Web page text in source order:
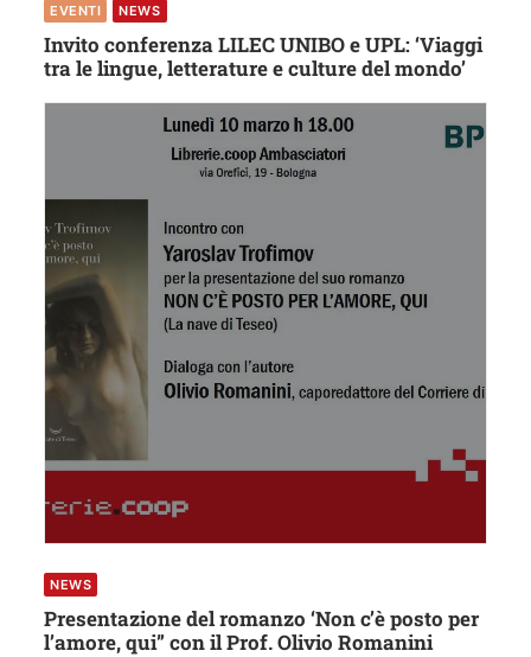
EVENTI NEWS
Invito conferenza LILEC UNIBO e UPL: ‘Viaggi
tra le lingue, letterature e culture del mondo’
NEWS
Presentazione del romanzo ‘Non c’è posto per
l’amore, qui” con il Prof. Olivio Romanini